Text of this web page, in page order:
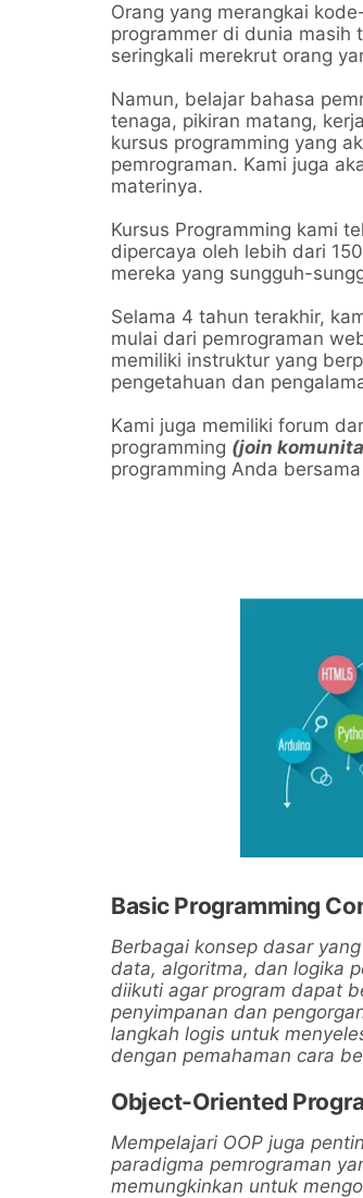
Orang yang merangkai
programmer di dunia masih
seringkali merekrut orang
Namun, belajar bahasa
tenaga, pikiran matang,
kursus programming yang
pemrograman. Kami juga
materinya.
Kursus Programming kami
dipercaya oleh lebih dari
mereka yang sungguh-
Selama 4 tahun terakhir,
mulai dari pemrograman
memiliki instruktur yang
pengetahuan dan
Kami juga memiliki forum
programming (join
programming Anda
Basic Programming
Berbagai konsep dasar
data, algoritma, dan logika
diikuti agar program dapat
penyimpanan dan
langkah logis untuk
dengan pemahaman cara
Object-Oriented
Mempelajari OOP juga
paradigma pemrograman
memungkinkan untuk